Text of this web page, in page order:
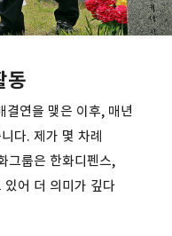
동
연을 맺은 이후, 매년
다. 제가 몇 차례
그룹은 한화디펜스,
있어 더 의미가 깊다